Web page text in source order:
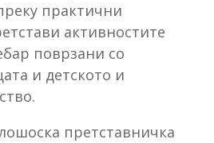
практични
активностите
поврзани со
и детското и
претставничка